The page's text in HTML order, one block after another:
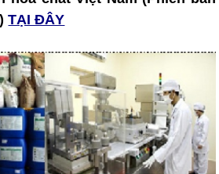
TẠI ĐÂY